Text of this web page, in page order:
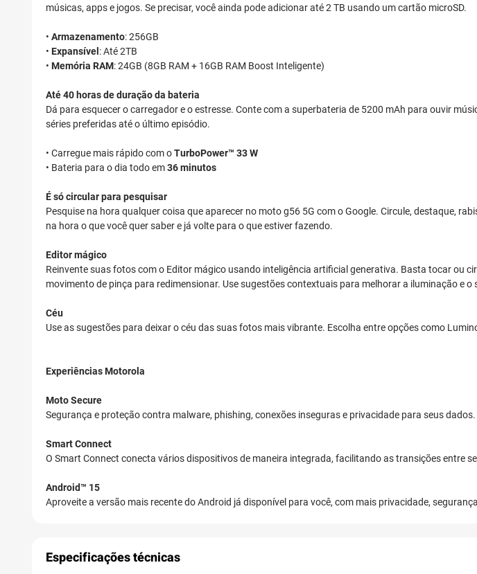
músicas, apps e jogos. Se precisar, você ainda pode adicionar até 2 TB usando um cartão microSD.
• Armazenamento: 256GB
• Expansível :Até2TB
• Memória RAM: 24GB (8GB RAM + 16GB RAM Boost Inteligente)
Até 40 horas de duração da bateria
Dá para esquecer o carregador e o estresse. Conte com a superbateria de 5200 mAh para ouvir
séries preferidas até o último episódio.
• Carregue mais rápido com oTurboPower™ 33 W
• Bateria para o dia todo em36 minutos
É só circular para pesquisar
Pesquise na hora qualquer coisa que aparecer no moto g56 5G com o Google. Circule, destaque,
na hora o que você quer saber e já volte para o que estiver fazendo.
Editor mágico
Reinvente suas fotos com o Editor mágico usando inteligência artificial generativa. Basta tocar ou
movimento de pinça para redimensionar. Use sugestões contextuais para melhorar a iluminação e o
Céu
Use as sugestões para deixar o céu das suas fotos mais vibrante. Escolha entre opções como
Experiências Motorola
Moto Secure
Segurança e proteção contra malware, phishing, conexões inseguras e privacidade para seus dados.
Smart Connect
O Smart Connect conecta vários dispositivos de maneira integrada, facilitando as transições entre
Android™ 15
Aproveite a versão mais recente do Android já disponível para você, com mais privacidade,
Especificações técnicas